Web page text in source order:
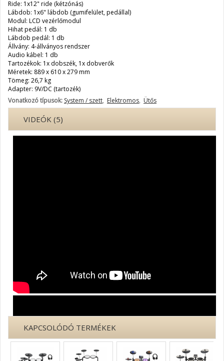
Ride: 1x12" ride (kétzónás)
Lábdob: 1x6" lábdob (gumifelület, pedállal)
Modul: LCD vezérlőmodul
Hihat pedál: 1 db
Lábdob pedál: 1 db
Állvány: 4-állványos rendszer
Audio kábel: 1 db
Tartozékok: 1x dobszék, 1x dobverők
Méretek: 889 x 610 x 279 mm
Tömeg: 26,7 kg
Adapter: 9V/DC (tartozék)
Vonatkozó típusok: System / szett, Elektromos, Ütős
VIDEÓK (5)
KAPCSOLÓDÓ TERMÉKEK